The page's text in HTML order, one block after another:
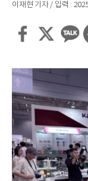
이재현 기자 / 입력 :